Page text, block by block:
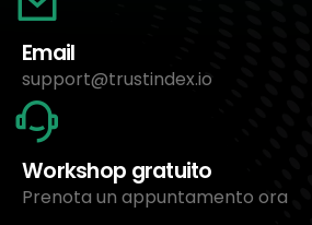
Email
support@trustindex.io
Workshop gratuito
Prenota un appuntamento ora